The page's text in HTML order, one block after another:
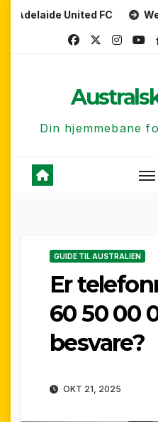
SkipUnited FC Western
Din hjemmebane
GUIDE TIL AUSTRALIEN
Er
60 50 00
besvare?
OKT 21, 2025